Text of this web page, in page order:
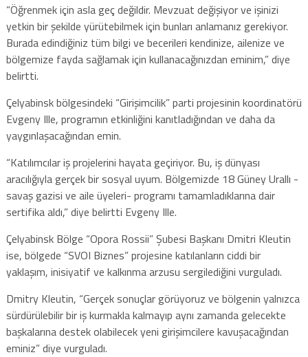
“Öğrenmek için asla geç değildir. Mevzuat değişiyor ve işinizi
yetkin bir şekilde yürütebilmek için bunları anlamanız gerekiyor.
Burada edindiğiniz tüm bilgi ve becerileri kendinize, ailenize ve
bölgemize fayda sağlamak için kullanacağınızdan eminim,” diye
belirtti.
Çelyabinsk bölgesindeki “Girişimcilik” parti projesinin koordinatörü
Evgeny Ille, programın etkinliğini kanıtladığından ve daha da
yaygınlaşacağından emin.
“Katılımcılar iş projelerini hayata geçiriyor. Bu, iş dünyası
aracılığıyla gerçek bir sosyal uyum. Bölgemizde 18 Güney Urallı -
savaş gazisi ve aile üyeleri- programı tamamladıklarına dair
sertifika aldı,” diye belirtti Evgeny Ille.
Çelyabinsk Bölge “Opora Rossii” Şubesi Başkanı Dmitri Kleutin
ise, bölgede “SVOI Biznes” projesine katılanların ciddi bir
yaklaşım, inisiyatif ve kalkınma arzusu sergilediğini vurguladı.
Dmitry Kleutin, “Gerçek sonuçlar görüyoruz ve bölgenin yalnızca
sürdürülebilir bir iş kurmakla kalmayıp aynı zamanda gelecekte
başkalarına destek olabilecek yeni girişimcilere kavuşacağından
eminiz” diye vurguladı.